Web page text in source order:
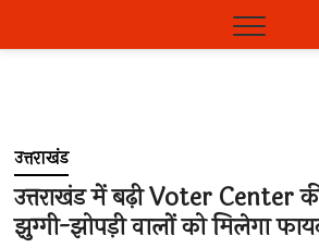
उत्तराखंड
उत्तराखंड में बढ़ी Voter Center
झुग्गी-झोपड़ी वालों को मिलेगा